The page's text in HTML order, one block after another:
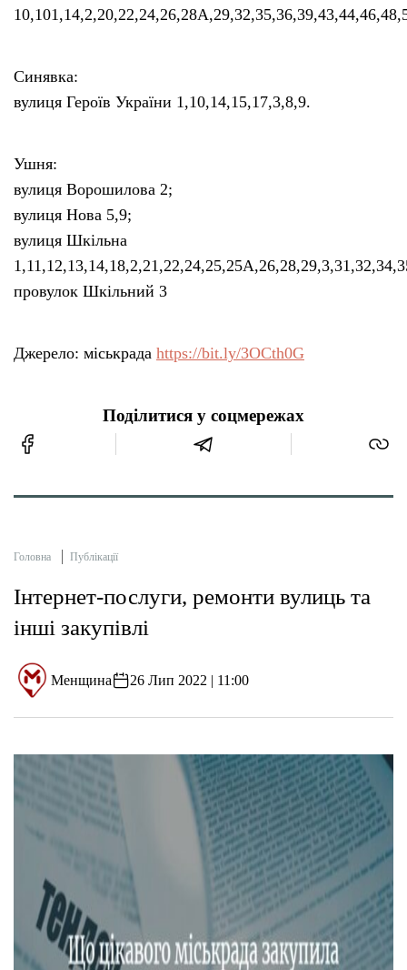
Синявка:
вулиця Героїв України 1,10,14,15,17,3,8,9.
Ушня:
вулиця Ворошилова 2;
вулиця Нова 5,9;
вулиця Шкільна
провулок Шкільний 3
Джерело: міськрада https://bit.ly/3OCth0G
Поділитися у соцмережах
Головна Публікації
Інтернет-послуги, ремонти вулиць та
інші закупівлі
Менщина 26 Лип 2022 | 11:00